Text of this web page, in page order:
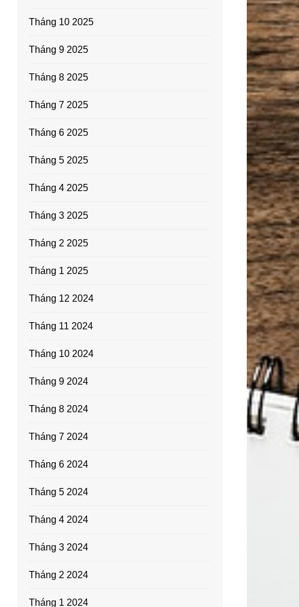
Tháng 10 2025
Tháng 9 2025
Tháng 8 2025
Tháng 7 2025
Tháng 6 2025
Tháng 5 2025
Tháng 4 2025
Tháng 3 2025
Tháng 2 2025
Tháng 1 2025
Tháng 12 2024
Tháng 11 2024
Tháng 10 2024
Tháng 9 2024
Tháng 8 2024
Tháng 7 2024
Tháng 6 2024
Tháng 5 2024
Tháng 4 2024
Tháng 3 2024
Tháng 2 2024
Tháng 1 2024